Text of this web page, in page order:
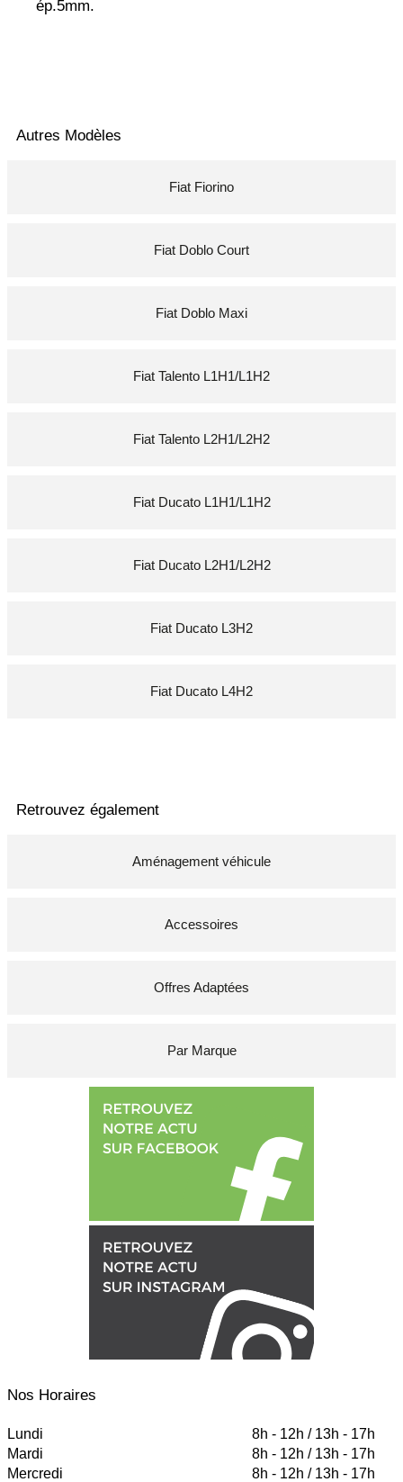
ép.5mm.
Autres Modèles
Fiat Fiorino
Fiat Doblo Court
Fiat Doblo Maxi
Fiat Talento L1H1/L1H2
Fiat Talento L2H1/L2H2
Fiat Ducato L1H1/L1H2
Fiat Ducato L2H1/L2H2
Fiat Ducato L3H2
Fiat Ducato L4H2
Retrouvez également
Aménagement véhicule
Accessoires
Offres Adaptées
Par Marque
Nos Horaires
Lundi
8h - 12h / 13h - 17h
Mardi
8h - 12h / 13h - 17h
Mercredi
8h - 12h / 13h - 17h